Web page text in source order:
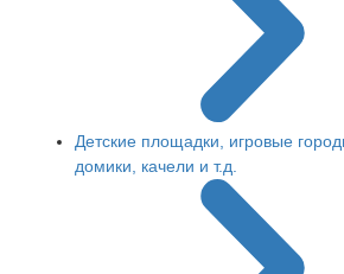
Детские площадки, игровые
домики, качели и т.д.